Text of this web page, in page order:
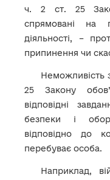
ч. 2 ст. 25
спрямовані на
діяльності, –
припинення чи
Неможливість
25 Закону
відповідні
безпеки і
відповідно до
перебуває особа.
Наприклад,